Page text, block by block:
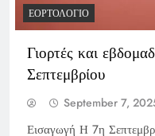
ΕΟΡΤΟΛΌΓΙΟ
Γιορτές και
Σεπτεμβρίου
September 7,
Εισαγωγή Η 7η